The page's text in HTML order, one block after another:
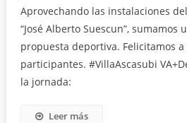
Aprovechando las instalaciones
“José Alberto Suescun”, sumamos
propuesta deportiva. Felicitamos
participantes. #VillaAscasubi
la jornada:
Leer más